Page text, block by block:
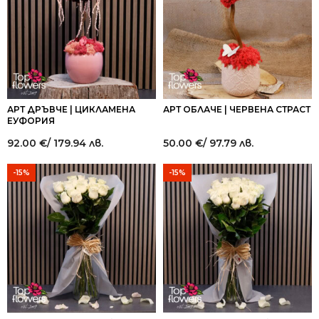
АРТ ДРЪВЧЕ | ЦИКЛАМЕНА
ЕУФОРИЯ
92.00 €/ 179.94 лв.
АРТ ОБЛАЧЕ | ЧЕРВЕНА СТРАСТ
50.00 €/ 97.79 лв.
-15% -15%